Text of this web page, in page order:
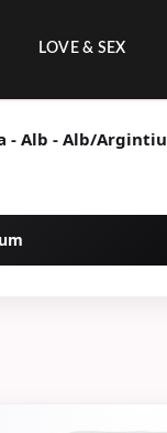
LOVE & SEX
- Alb - Alb/Argintiu